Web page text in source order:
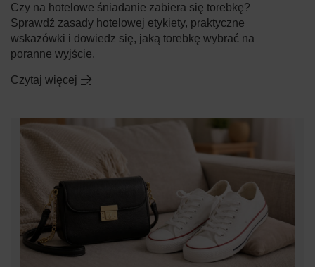
Czy na hotelowe śniadanie zabiera się torebkę?
Sprawdź zasady hotelowej etykiety, praktyczne
wskazówki i dowiedz się, jaką torebkę wybrać na
poranne wyjście.
Czytaj więcej